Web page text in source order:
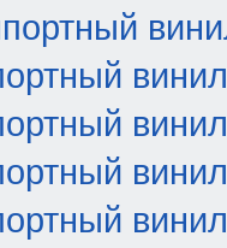
винил
винил
винил
винил